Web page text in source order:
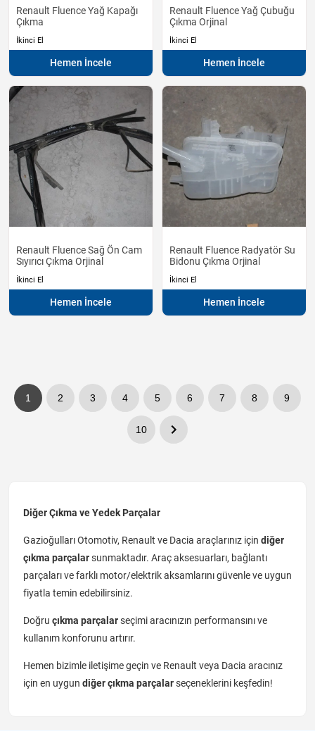
Renault Fluence Yağ Kapağı
Çıkma
İkinci El
Hemen İncele
Renault Fluence Yağ Çubuğu
Çıkma Orjinal
İkinci El
Hemen İncele
Renault Fluence Sağ Ön Cam
Sıyırıcı Çıkma Orjinal
İkinci El
Hemen İncele
Renault Fluence Radyatör Su
Bidonu Çıkma Orjinal
İkinci El
Hemen İncele
1 2 3 4 5 6 7 8 9
10
Diğer Çıkma ve Yedek Parçalar
Gazioğulları Otomotiv, Renault ve Dacia araçlarınız için diğer
çıkma parçalarsunmaktadır. Araç aksesuarları, bağlantı
parçaları ve farklı motor/elektrik aksamlarını güvenle ve uygun
fiyatla temin edebilirsiniz.
Doğru çıkma parçalarseçimi aracınızın performansını ve
kullanım konforunu artırır.
Hemen bizimle iletişime geçin ve Renault veya Dacia aracınız
için en uygun diğer çıkma parçalarseçeneklerini keşfedin!